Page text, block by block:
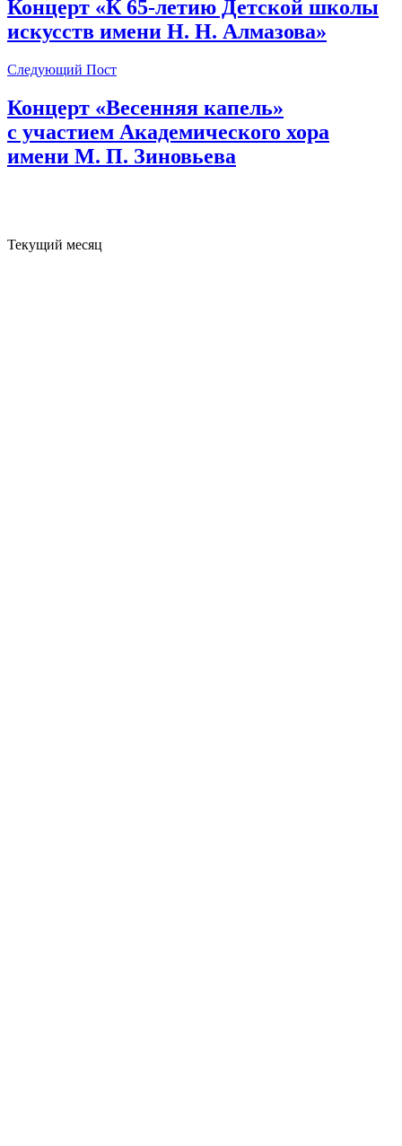
Концерт «К 65-летию Детской школы
искусств имени Н. Н. Алмазова»
Следующий Пост
Концерт «Весенняя капель»
с участием Академического хора
имени М. П. Зиновьева
Текущий месяц